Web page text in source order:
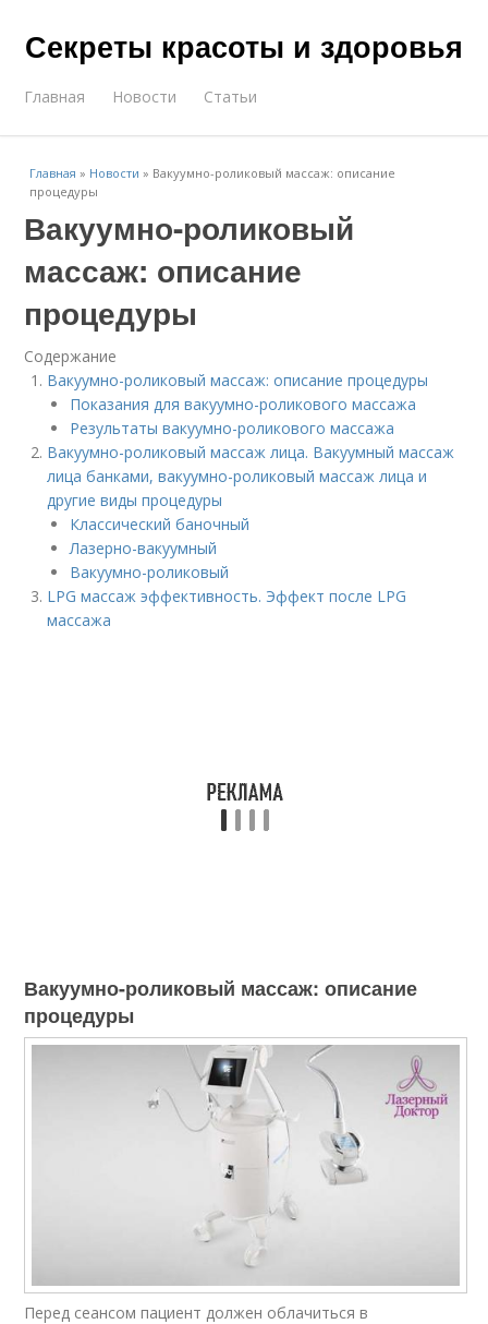
Секреты красоты и здоровья
Главная Новости Статьи
Главная » Новости » Вакуумно-роликовый массаж: описание
процедуры
Вакуумно-роликовый
массаж: описание
процедуры
Содержание
Вакуумно-роликовый массаж: описание процедуры
Показания для вакуумно-роликового массажа
Результаты вакуумно-роликового массажа
Вакуумно-роликовый массаж лица. Вакуумный массаж
лица банками, вакуумно-роликовый массаж лица и
другие виды процедуры
Классический баночный
Лазерно-вакуумный
Вакуумно-роликовый
LPG массаж эффективность. Эффект после LPG
массажа
Вакуумно-роликовый массаж: описание
процедуры
Перед сеансом пациент должен облачиться в